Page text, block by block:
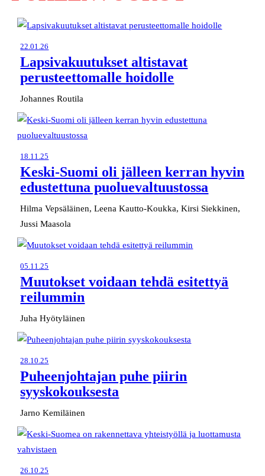
22.01.26
Lapsivakuutukset altistavat
perusteettomalle hoidolle
Johannes Routila
18.11.25
Keski-Suomi oli jälleen kerran hyvin
edustettuna puoluevaltuustossa
Hilma Vepsäläinen, Leena Kautto-Koukka, Kirsi Siekkinen,
Jussi Maasola
05.11.25
Muutokset voidaan tehdä esitettyä
reilummin
Juha Hyötyläinen
28.10.25
Puheenjohtajan puhe piirin
syyskokouksesta
Jarno Kemiläinen
26.10.25